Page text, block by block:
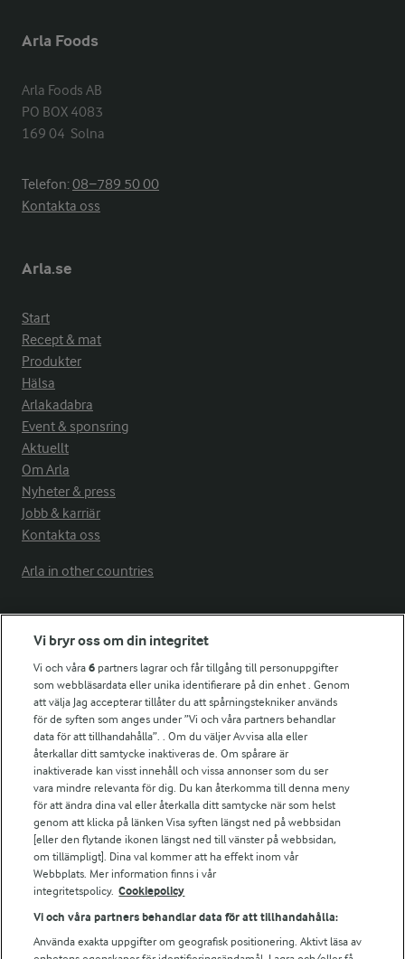
Arla Foods
Arla Foods AB
PO BOX 4083
169 04  Solna
Telefon:08−789 50 00
Kontakta oss
Arla.se
Start
Recept & mat
Produkter
Hälsa
Arlakadabra
Event & sponsring
Aktuellt
Om Arla
Nyheter & press
Jobb & karriär
Kontakta oss
Arla in other countries
Fler Arlasajter
För ägare
Arlas kundportal
Arla.com
Falbygdens Ost
Arla webbshop
Bildbank
Följ oss
Vi bryr oss om din integritet
Vi och våra6 partners lagrar och får tillgång till personuppgifter
som webbläsardata eller unika identifierare på din enhet . Genom
att välja Jag accepterar tillåter du att spårningstekniker används
för de syften som anges under ”Vi och våra partners behandlar
data för att tillhandahålla”. . Om du väljer Avvisa alla eller
återkallar ditt samtycke inaktiveras de. Om spårare är
inaktiverade kan visst innehåll och vissa annonser som du ser
vara mindre relevanta för dig. Du kan återkomma till denna meny
för att ändra dina val eller återkalla ditt samtycke när som helst
genom att klicka på länken Visa syften längst ned på webbsidan
[eller den flytande ikonen längst ned till vänster på webbsidan,
om tillämpligt]. Dina val kommer att ha effekt inom vår
Webbplats. Mer information finns i vår
integritetspolicy. Cookiepolicy
Vi och våra partners behandlar data för att tillhandahålla:
Använda exakta uppgifter om geografisk positionering. Aktivt läsa av